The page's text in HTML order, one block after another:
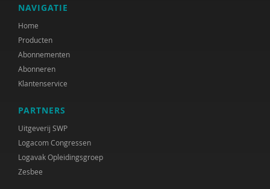
Frank van den Berg
Victor van den Bersselaar
Niels Bloembergen
Anne Boer
Josephine Boertjens
Marjan Boertjes
Marjanne Boesenkool
NAVIGATIE
Home
Producten
Abonnementen
Abonneren
Klantenservice
PARTNERS
Uitgeverij SWP
Logacom Congressen
Logavak Opleidingsgroep
Zesbee